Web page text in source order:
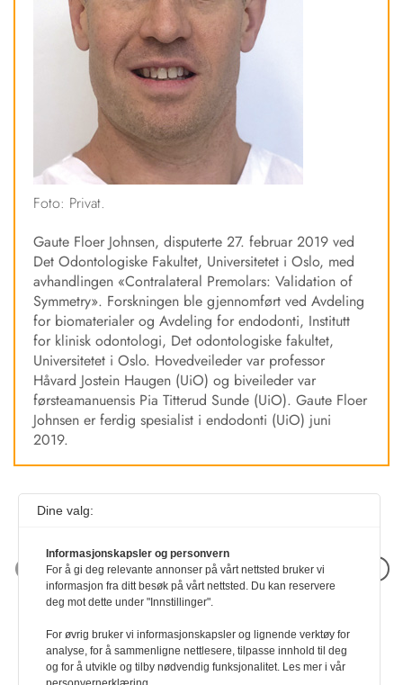
Foto: Privat.
Gaute Floer Johnsen, disputerte 27. februar 2019 ved
Det Odontologiske Fakultet, Universitetet i Oslo, med
avhandlingen «Contralateral Premolars: Validation of
Symmetry». Forskningen ble gjennomført ved Avdeling
for biomaterialer og Avdeling for endodonti, Institutt
for klinisk odontologi, Det odontologiske fakultet,
Universitetet i Oslo. Hovedveileder var professor
Håvard Jostein Haugen (UiO) og biveileder var
førsteamanuensis Pia Titterud Sunde (UiO). Gaute Floer
Johnsen er ferdig spesialist i endodonti (UiO) juni
2019.
Neste artikkel
Dine valg:
Informasjonskapsler og personvern
For å gi deg relevante annonser på vårt nettsted bruker vi
informasjon fra ditt besøk på vårt nettsted. Du kan reservere
deg mot dette under "Innstillinger".
For øvrig bruker vi informasjonskapsler og lignende verktøy for
analyse, for å sammenligne nettlesere, tilpasse innhold til deg
og for å utvikle og tilby nødvendig funksjonalitet. Les mer i vår